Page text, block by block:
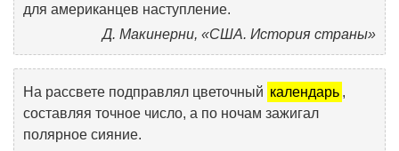
для американцев наступление.
Д. Макинерни, «США. История страны»
На рассвете подправлял цветочный календарь ,
составляя точное число, а по ночам зажигал
полярное сияние.